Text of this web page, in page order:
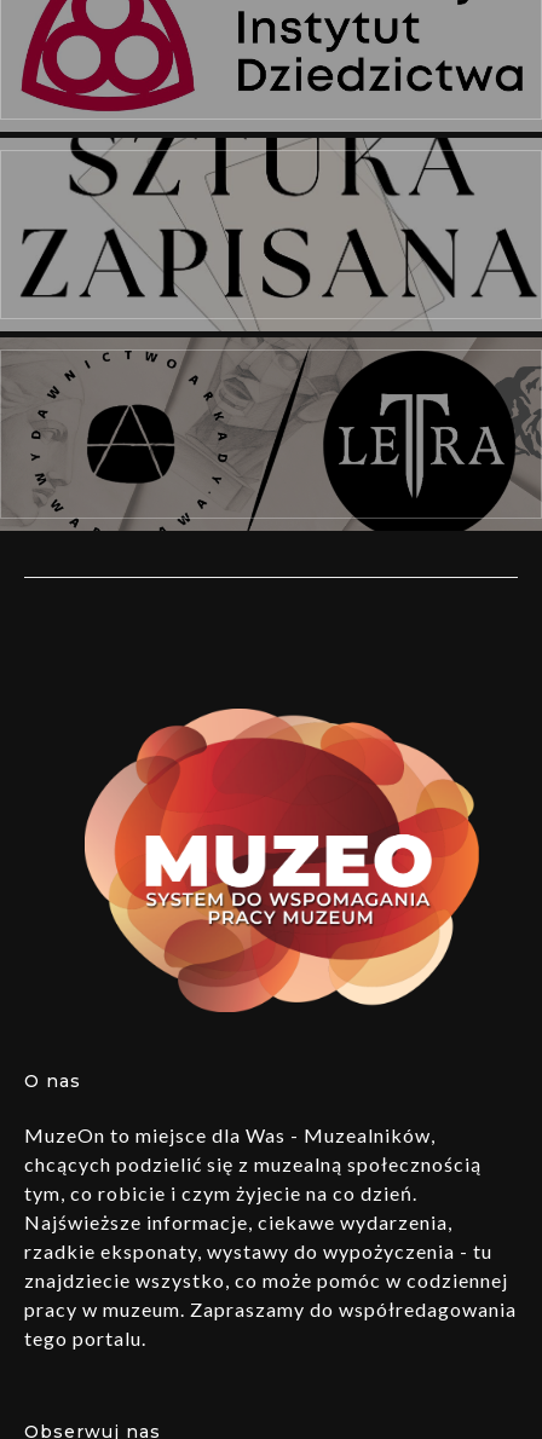
O nas
MuzeOn to miejsce dla Was - Muzealników,
chcących podzielić się z muzealną społecznością
tym, co robicie i czym żyjecie na co dzień.
Najświeższe informacje, ciekawe wydarzenia,
rzadkie eksponaty, wystawy do wypożyczenia - tu
znajdziecie wszystko, co może pomóc w codziennej
pracy w muzeum. Zapraszamy do współredagowania
tego portalu.
Obserwuj nas